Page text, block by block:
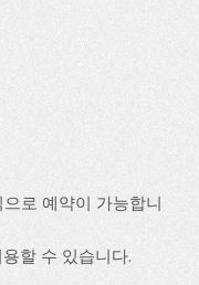
로 예약이 가능합니
할 수 있습니다.